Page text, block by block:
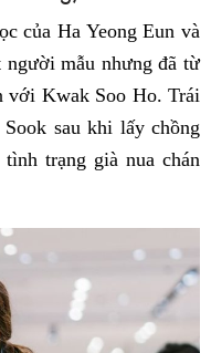
của Ha Yeong Eun và
mẫu nhưng đã từ
với Kwak Soo Ho. Trái
sau khi lấy chồng
trạng già nua chán